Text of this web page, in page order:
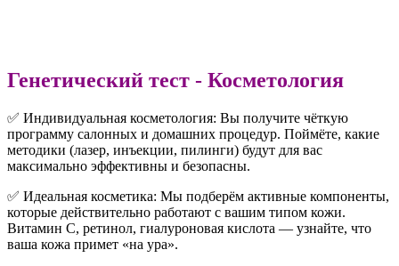
Генетический тест - Косметология
✅ Индивидуальная косметология: Вы получите чёткую
программу салонных и домашних процедур. Поймёте, какие
методики (лазер, инъекции, пилинги) будут для вас
максимально эффективны и безопасны.
✅ Идеальная косметика: Мы подберём активные компоненты,
которые действительно работают с вашим типом кожи.
Витамин С, ретинол, гиалуроновая кислота — узнайте, что
ваша кожа примет «на ура».